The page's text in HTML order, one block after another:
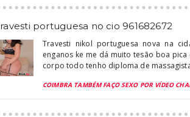
travesti portuguesa no cio 961682672
Travesti nikol portuguesa nova na
enganos ke me dá muito tesão boa
corpo todo tenho diploma de
COIMBRA TAMBÉM FAÇO SEXO POR VÍDEO